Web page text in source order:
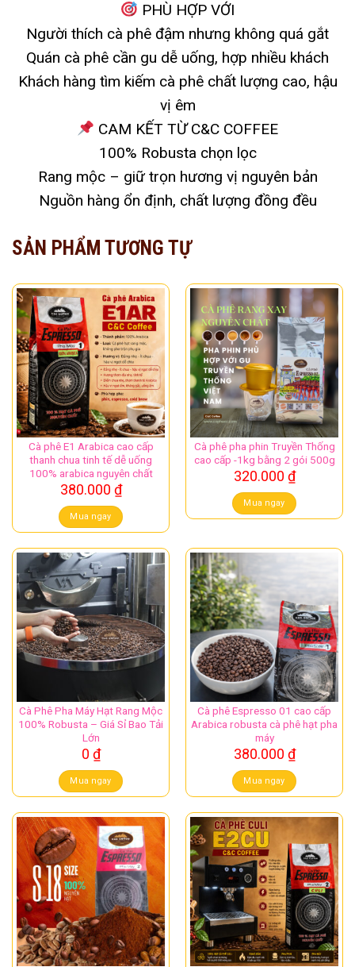
PHÙ HỢP VỚI
Người thích cà phê đậm nhưng không quá gắt
Quán cà phê cần gu dễ uống, hợp nhiều khách
Khách hàng tìm kiếm cà phê chất lượng cao, hậu
vị êm
CAM KẾT TỪ C&C COFFEE
100% Robusta chọn lọc
Rang mộc – giữ trọn hương vị nguyên bản
Nguồn hàng ổn định, chất lượng đồng đều
SẢN PHẨM TƯƠNG TỰ
Cà phê E1 Arabica cao cấp
thanh chua tinh tế dễ uống
100% arabica nguyên chất
380.000 ₫
Mua ngay
Cà phê pha phin Truyền Thống
cao cấp -1kg bằng 2 gói 500g
320.000 ₫
Mua ngay
Cà Phê Pha Máy Hạt Rang Mộc
100% Robusta – Giá Sỉ Bao Tải
Lớn
0 ₫
Mua ngay
Cà phê Espresso 01 cao cấp
Arabica robusta cà phê hạt pha
máy
380.000 ₫
Mua ngay